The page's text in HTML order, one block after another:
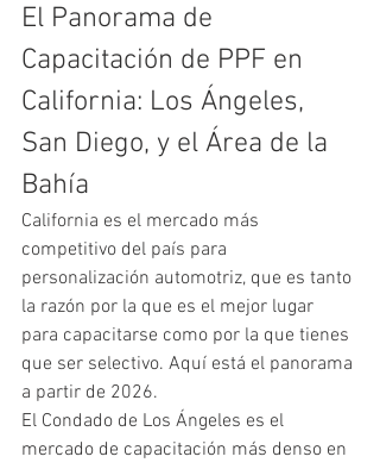
El Panorama de
Capacitación de PPF en
California: Los Ángeles,
San Diego, y el Área de la
Bahía
California es el mercado más
competitivo del país para
personalización automotriz, que es tanto
la razón por la que es el mejor lugar
para capacitarse como por la que tienes
que ser selectivo. Aquí está el panorama
a partir de 2026.
El Condado de Los Ángeles es el
mercado de capacitación más denso en